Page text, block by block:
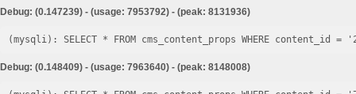
Debug: (0.147239) - (usage: 7953792) - (peak: 8131936)
Debug: (0.148409) - (usage: 7963640) - (peak: 8148008)